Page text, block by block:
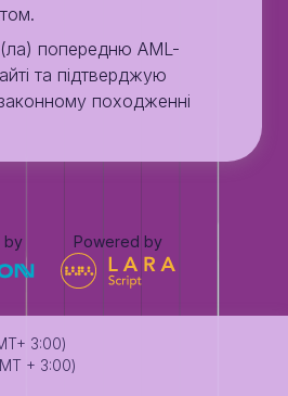
попередню AML-
та підтверджую
походженні
by Powered by
3:00)
+ 3:00)